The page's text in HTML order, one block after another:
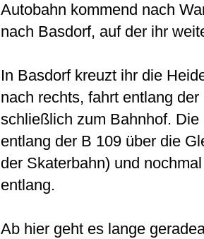
Autobahn kommend nach
nach Basdorf, auf der ihr
In Basdorf kreuzt ihr die
nach rechts, fahrt entlang
schließlich zum Bahnhof.
entlang der B 109 über die
der Skaterbahn) und
entlang.
Ab hier geht es lange